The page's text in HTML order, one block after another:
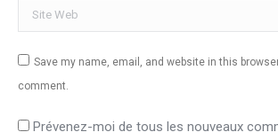
Site Web
Save my name, email, and website in this
comment.
Prévenez-moi de tous les nouveaux